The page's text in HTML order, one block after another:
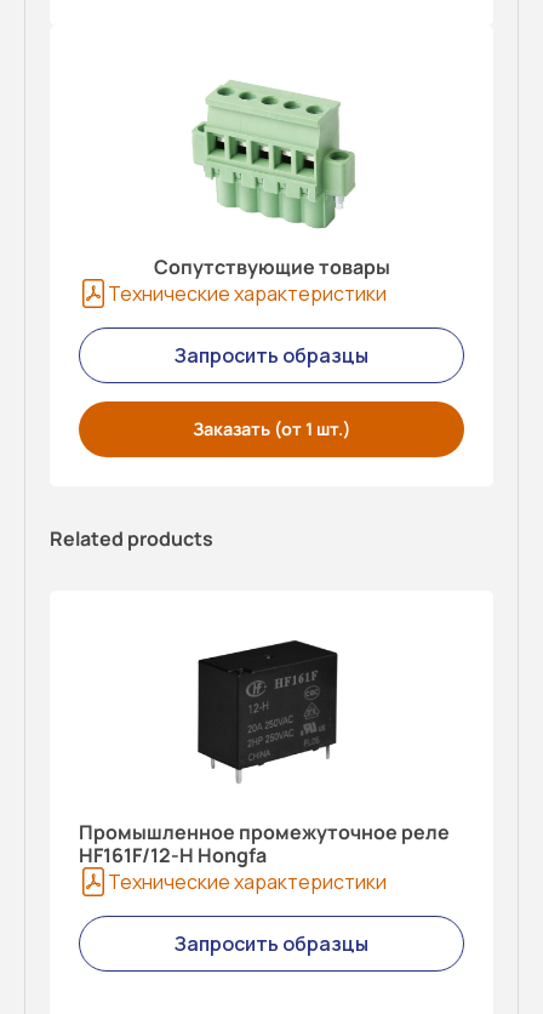
Сопутствующие товары
Технические характеристики
Запросить образцы
Заказать (от 1 шт.)
Related products
Промышленное промежуточное реле
HF161F/12-H Hongfa
Технические характеристики
Запросить образцы